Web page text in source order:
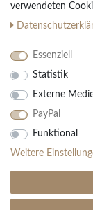
AGB
Ihre Vorteile
30 Tage
Große
Einfache
verwendeten
Essenziell
Statistik
Externe
PayPal
Funktional
Weitere